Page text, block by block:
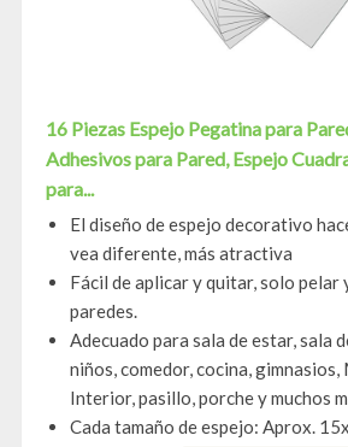
16 Piezas Espejo Pegatina para
Adhesivos para Pared, Espejo
para...
El diseño de espejo decorativo
vea diferente, más atractiva
Fácil de aplicar y quitar, solo pelar
paredes.
Adecuado para sala de estar, sala
niños, comedor, cocina,
Interior, pasillo, porche y muchos
Cada tamaño de espejo: Aprox.